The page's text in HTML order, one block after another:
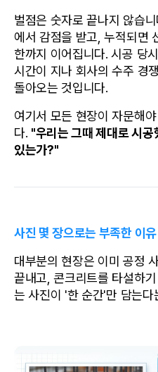
벌점은 숫자로 끝나지 않습
에서 감점을 받고, 누적되면
한까지 이어집니다. 시공 당
시간이 지나 회사의 수주 경
돌아오는 것입니다.
여기서 모든 현장이 자문해
다. "우리는 그때 제대로 시
있는가?"
사진 몇 장으로는 부족한 이유
대부분의 현장은 이미 공정
끝내고, 콘크리트를 타설하
는 사진이 '한 순간'만 담는다